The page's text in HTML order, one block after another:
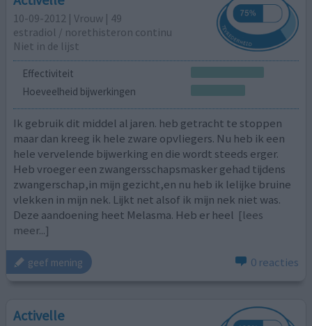
10-09-2012 | Vrouw | 49
estradiol / norethisteron continu
Niet in de lijst
Effectiviteit
Hoeveelheid bijwerkingen
Ik gebruik dit middel al jaren. heb getracht te stoppen
maar dan kreeg ik hele zware opvliegers. Nu heb ik een
hele vervelende bijwerking en die wordt steeds erger.
Heb vroeger een zwangersschapsmasker gehad tijdens
zwangerschap,in mijn gezicht,en nu heb ik lelijke bruine
vlekken in mijn nek. Lijkt net alsof ik mijn nek niet was.
Deze aandoening heet Melasma. Heb er heel [lees
meer...]
geef mening 0 reacties
Activelle